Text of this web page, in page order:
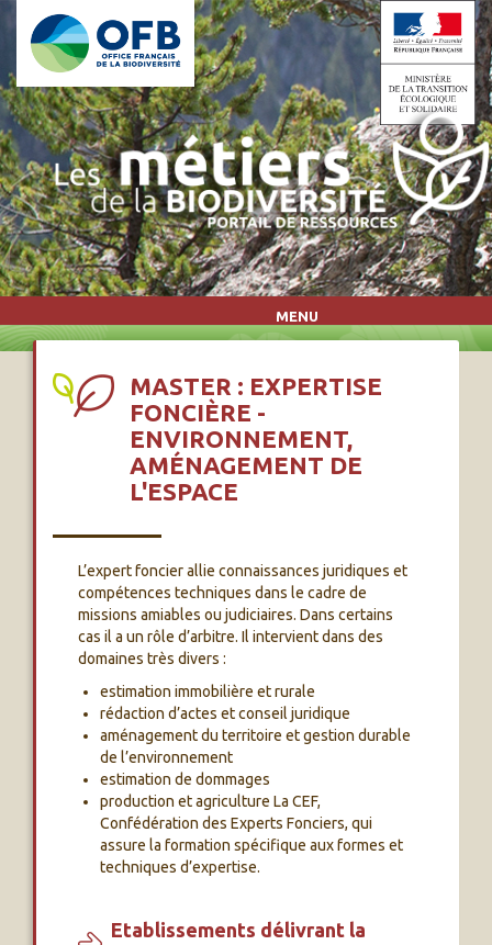
Aller au contenu principal
MENU
MASTER : EXPERTISE
FONCIÈRE -
ENVIRONNEMENT,
AMÉNAGEMENT DE
L'ESPACE
L’expert foncier allie connaissances juridiques et
compétences techniques dans le cadre de
missions amiables ou judiciaires. Dans certains
cas il a un rôle d’arbitre. Il intervient dans des
domaines très divers :
estimation immobilière et rurale
rédaction d’actes et conseil juridique
aménagement du territoire et gestion durable
de l’environnement
estimation de dommages
production et agriculture La CEF,
Confédération des Experts Fonciers, qui
assure la formation spécifique aux formes et
techniques d’expertise.
Etablissements délivrant la